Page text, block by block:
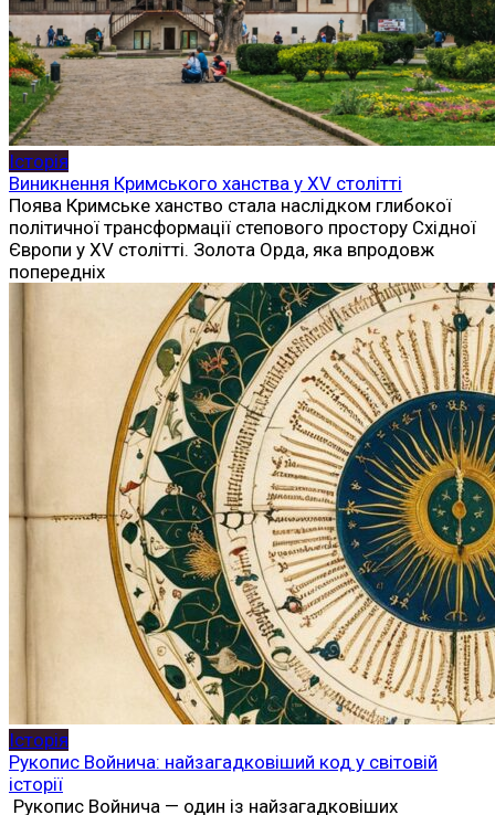
Історія
Виникнення Кримського ханства у XV столітті
Поява Кримське ханство стала наслідком глибокої
політичної трансформації степового простору Східної
Європи у XV столітті. Золота Орда, яка впродовж
попередніх
Історія
Рукопис Войнича: найзагадковіший код у світовій
історії
Рукопис Войнича — один із найзагадковіших